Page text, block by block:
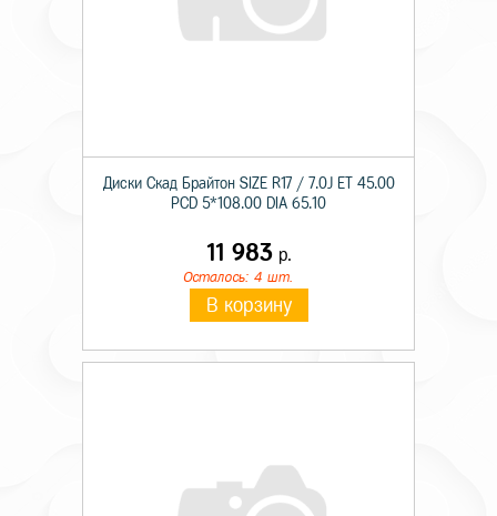
Диски Скад Брайтон SIZE R17 / 7.0J ET 45.00
PCD 5*108.00 DIA 65.10
11 983р.
Осталось: 4 шт.
В корзину